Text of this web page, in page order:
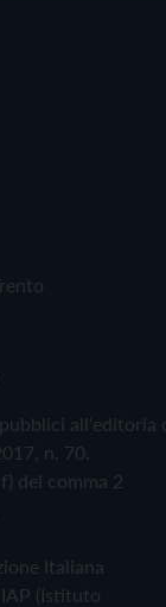
all'editoria
n. 70.
del comma 2
Italiana
(Istituto